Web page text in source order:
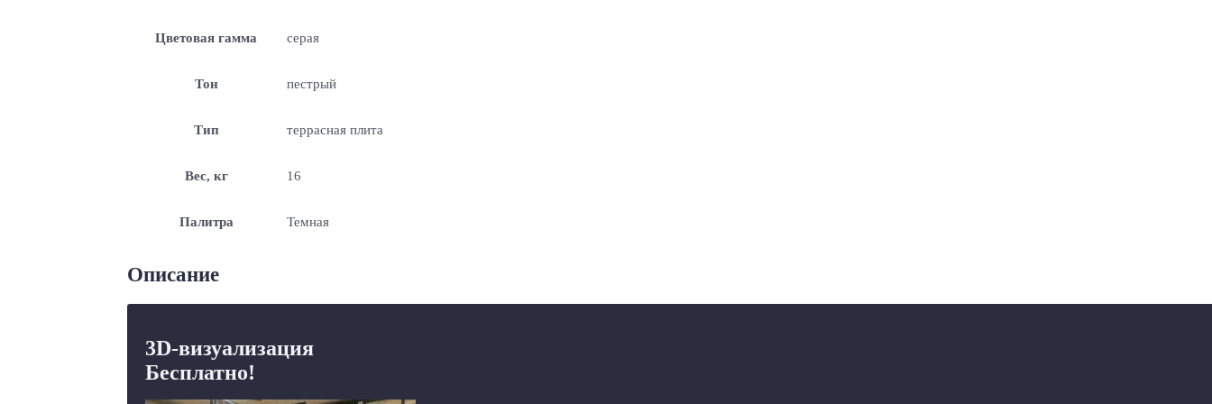
Цветовая гамма серая
Тон пестрый
Тип террасная плита
Вес, кг 16
Палитра Темная
Описание
3D-визуализация
Бесплатно!